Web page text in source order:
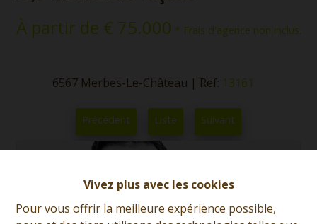
Vivez plus avec les cookies
Pour vous offrir la meilleure expérience possible,
À partir de € 75.000 * Frais d'agence non inclus.
6567 Merbes-Le-Château | Ref: 13161
Précédent Liste Suivant